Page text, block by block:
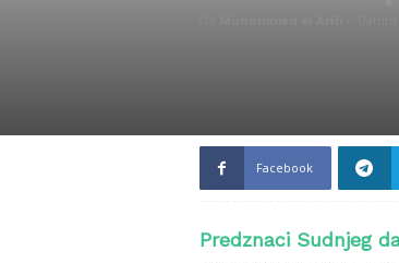
Facebook
Predznaci Sudnjeg